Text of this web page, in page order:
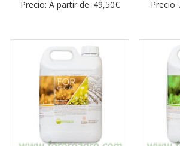
Precio: A partir de 49,50€ Precio: